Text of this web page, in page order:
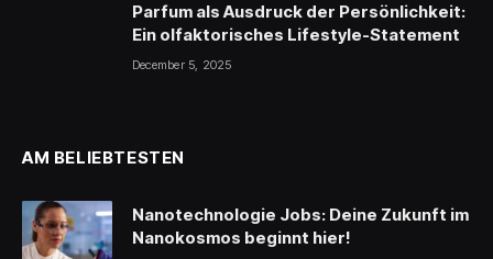
Parfum als Ausdruck der Persönlichkeit:
Ein olfaktorisches Lifestyle-Statement
December 5, 2025
AM BELIEBTESTEN
Nanotechnologie Jobs: Deine Zukunft im
Nanokosmos beginnt hier!